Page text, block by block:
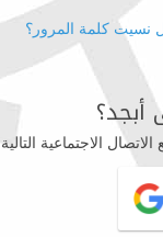
نسيت كلمة المرور؟
الاجتماعية التالية